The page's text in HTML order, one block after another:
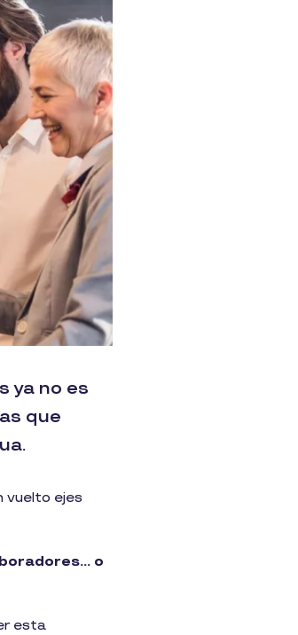
ya no es
que
vuelto ejes
o
esta